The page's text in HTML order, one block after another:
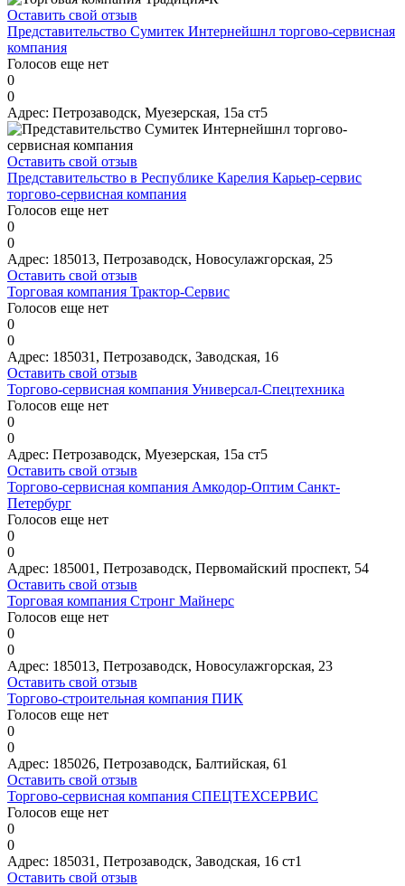
Оставить свой отзыв
Представительство Сумитек Интернейшнл торгово-сервисная
компания
Голосов еще нет
0
0
Адрес: Петрозаводск, Муезерская, 15а ст5
Оставить свой отзыв
Представительство в Республике Карелия Карьер-сервис
торгово-сервисная компания
Голосов еще нет
0
0
Адрес: 185013, Петрозаводск, Новосулажгорская, 25
Оставить свой отзыв
Торговая компания Трактор-Сервис
Голосов еще нет
0
0
Адрес: 185031, Петрозаводск, Заводская, 16
Оставить свой отзыв
Торгово-сервисная компания Универсал-Спецтехника
Голосов еще нет
0
0
Адрес: Петрозаводск, Муезерская, 15а ст5
Оставить свой отзыв
Торгово-сервисная компания Амкодор-Оптим Санкт-
Петербург
Голосов еще нет
0
0
Адрес: 185001, Петрозаводск, Первомайский проспект, 54
Оставить свой отзыв
Торговая компания Стронг Майнерс
Голосов еще нет
0
0
Адрес: 185013, Петрозаводск, Новосулажгорская, 23
Оставить свой отзыв
Торгово-строительная компания ПИК
Голосов еще нет
0
0
Адрес: 185026, Петрозаводск, Балтийская, 61
Оставить свой отзыв
Торгово-сервисная компания СПЕЦТЕХСЕРВИС
Голосов еще нет
0
0
Адрес: 185031, Петрозаводск, Заводская, 16 ст1
Оставить свой отзыв